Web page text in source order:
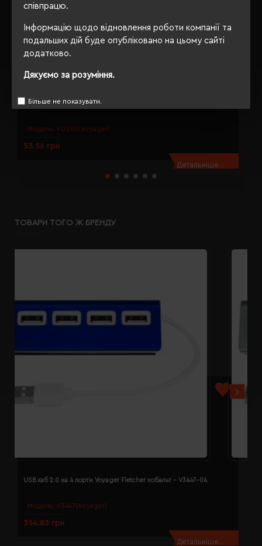
співпрацю.
Інформацію щодо відновлення роботи компанії та
подальших дій буде опубліковано на цьому сайті
додатково.
Дякуємо за розуміння.
Більше не показувати.
Модель: V0290(Voyager)
Брелок 3в1 Voyager Shop сріблястий - V0290-32
53.56 грн
Детальніше...
ТОВАРИ ТОГО Ж БРЕНДУ
Модель: V3447(Voyager)
USB хаб 2.0 на 4 порти Voyager Fletcher кобальт - V3447-04
354.85 грн
Детальніше...